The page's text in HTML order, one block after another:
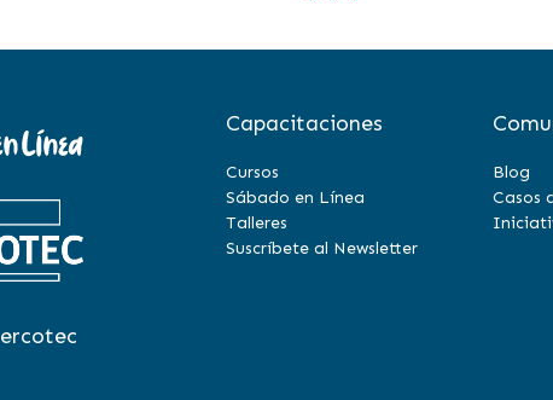
Capacitaciones
Cursos
Sábado en Línea
Talleres
Suscríbete al Newsletter
Blog
Casos